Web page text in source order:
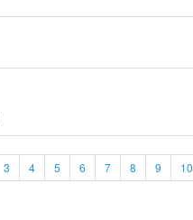
3 4 5 6 7 8 9 10